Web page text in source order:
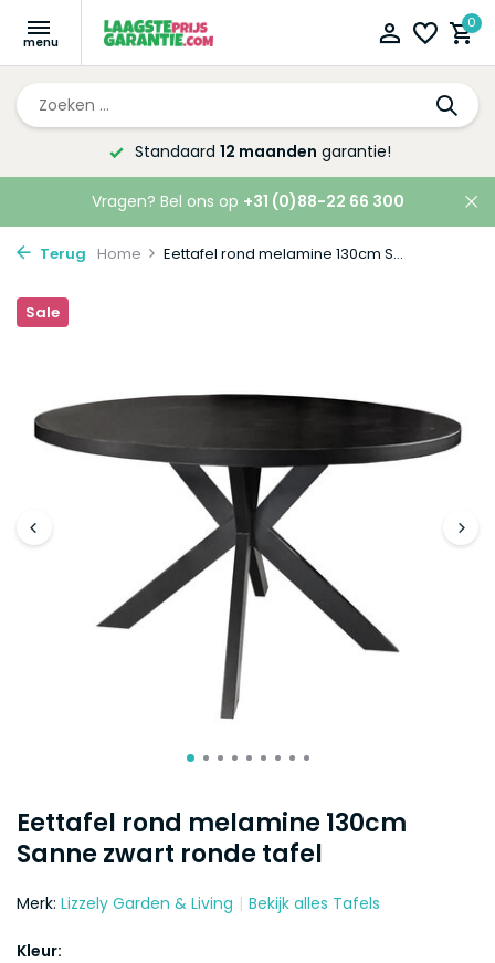
0
Altijd de laagste
Vragen? Bel ons op +31 (0)88-22 66 300
Terug Home Eettafel rond melamine 130cm S...
Eettafel rond melamine 130cm
Sanne zwart ronde tafel
Sale
Merk: Lizzely Garden & Living Bekijk alles Tafels
Kleur: